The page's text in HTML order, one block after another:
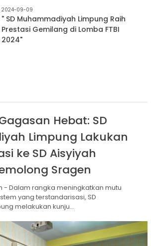
2024-09-09
" SD Muhammadiyah Limpung Raih
Prestasi Gemilang di Lomba FTBI
2024"
Hebat: SD
Limpung Lakukan
ke SD Aisyiyah
Sragen
- Dalam rangka meningkatkan mutu
yang terstandarisasi, SD
melakukan kunju...